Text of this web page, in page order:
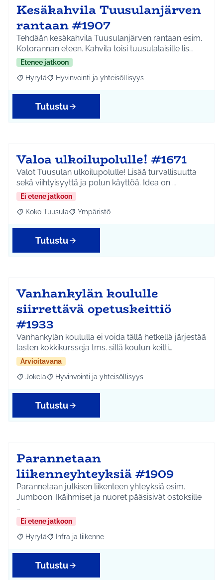
Kesäkahvila Tuusulanjärven
rantaan #1907
Tehdään kesäkahvila Tuusulanjärven rantaan esim.
Kotorannan eteen. Kahvila toisi tuusulalaisille lis…
Etenee jatkoon
Rajaa tulokset aihepiirin mukaan: Hyrylä
Hyrylä Rajaa tulokset teeman mukaan: Hyvinvointi ja
Hyvinvointi ja yhteisöllisyys
Tutustu
Valoa ulkoilupolulle! #1671
Valot Tuusulan ulkoilupolulle! Lisää turvallisuutta
sekä viihtyisyyttä ja polun käyttöä. Idea on …
Ei etene jatkoon
Rajaa tulokset aihepiirin mukaan: Koko Tuusula
Koko Tuusula Rajaa tulokset teeman mukaan: Ympäristö
Ympäristö
Tutustu
Vanhankylän koululle
siirrettävä opetuskeittiö
#1933
Vanhankylän koululla ei voida tällä hetkellä järjestää
lasten kokkikursseja tms. sillä koulun keitti…
Arvioitavana
Rajaa tulokset aihepiirin mukaan: Jokela
Jokela Rajaa tulokset teeman mukaan: Hyvinvointi ja
Hyvinvointi ja yhteisöllisyys
Tutustu
Parannetaan
liikenneyhteyksiä #1909
Parannetaan julkisen liikenteen yhteyksiä esim.
Jumboon. Ikäihmiset ja nuoret pääsisivät ostoksille
…
Ei etene jatkoon
Rajaa tulokset aihepiirin mukaan: Hyrylä
Hyrylä Rajaa tulokset teeman mukaan: Infra ja liikenne
Infra ja liikenne
Tutustu